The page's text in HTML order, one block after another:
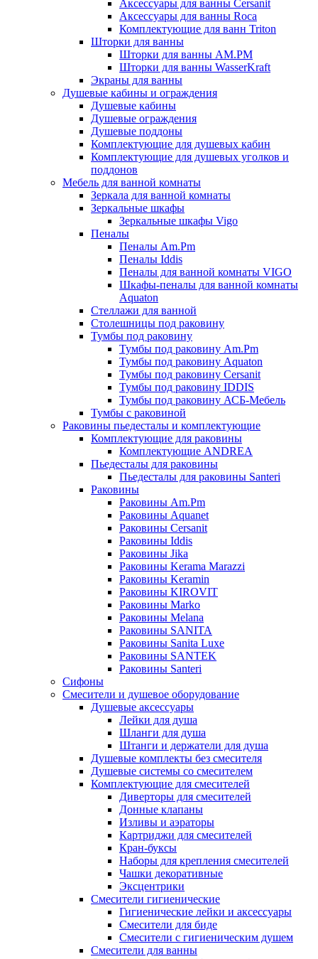
Аксессуары для ванны Cersanit
Аксессуары для ванны Roca
Комплектующие для ванн Triton
Шторки для ванны
Шторки для ванны AM.PM
Шторки для ванны WasserKraft
Экраны для ванны
Душевые кабины и ограждения
Душевые кабины
Душевые ограждения
Душевые поддоны
Комплектующие для душевых кабин
Комплектующие для душевых уголков и
поддонов
Мебель для ванной комнаты
Зеркала для ванной комнаты
Зеркальные шкафы
Зеркальные шкафы Vigo
Пеналы
Пеналы Am.Pm
Пеналы Iddis
Пеналы для ванной комнаты VIGO
Шкафы-пеналы для ванной комнаты
Aquaton
Стеллажи для ванной
Столешницы под раковину
Тумбы под раковину
Тумбы под раковину Am.Pm
Тумбы под раковину Aquaton
Тумбы под раковину Cersanit
Тумбы под раковину IDDIS
Тумбы под раковину АСБ-Мебель
Тумбы с раковиной
Раковины пьедесталы и комплектующие
Комплектующие для раковины
Комплектующие ANDREA
Пьедесталы для раковины
Пьедесталы для раковины Santeri
Раковины
Раковины Am.Pm
Раковины Aquanet
Раковины Cersanit
Раковины Iddis
Раковины Jika
Раковины Kerama Marazzi
Раковины Keramin
Раковины KIROVIT
Раковины Marko
Раковины Melana
Раковины SANITA
Раковины Sanita Luxe
Раковины SANTEK
Раковины Santeri
Сифоны
Смесители и душевое оборудование
Душевые аксессуары
Лейки для душа
Шланги для душа
Штанги и держатели для душа
Душевые комплекты без смесителя
Душевые системы со смесителем
Комплектующие для смесителей
Диверторы для смесителей
Донные клапаны
Изливы и аэраторы
Картриджи для смесителей
Кран-буксы
Наборы для крепления смесителей
Чашки декоративные
Эксцентрики
Смесители гигиенические
Гигиенические лейки и аксессуары
Смесители для биде
Смесители с гигиеническим душем
Смесители для ванны